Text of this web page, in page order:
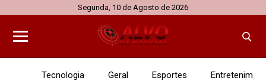
Segunda, 10 de Agosto de 2026
Tecnologia Geral Esportes